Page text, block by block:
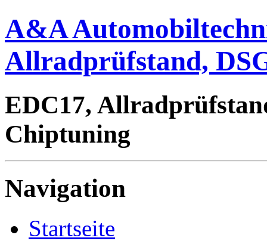
A&A
Allradprüfstand,
EDC17,
Chiptuning
Navigation
Startseite